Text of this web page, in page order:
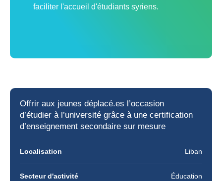
faciliter l'accueil d'étudiants syriens.
Offrir aux jeunes déplacé.es l’occasion
d’étudier à l’université grâce à une certification
d’enseignement secondaire sur mesure
Localisation Liban
Secteur d'activité Éducation